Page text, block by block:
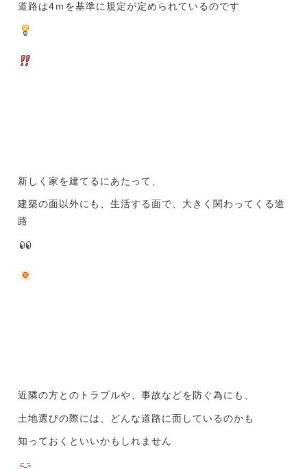
道路は4ｍを基準に規定が定められているのです
新しく家を建てるにあたって、
建築の面以外にも、生活する面で、大きく関わってくる道
路
近隣の方とのトラブルや、事故などを防ぐ為にも、
土地選びの際には、どんな道路に面しているのかも
知っておくといいかもしれません